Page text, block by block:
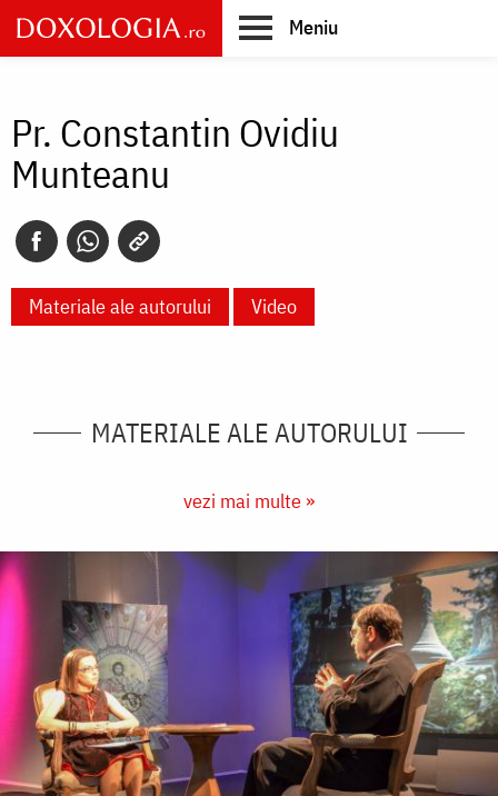
Skip
to
main
Meniu
Pr. Constantin Ovidiu
Munteanu
Materiale ale autorului Video
MATERIALE ALE AUTORULUI
vezi mai multe »